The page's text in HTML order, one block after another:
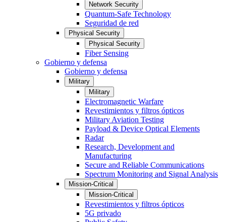
Network Security
Quantum-Safe Technology
Seguridad de red
Physical Security
Physical Security
Fiber Sensing
Gobierno y defensa
Gobierno y defensa
Military
Military
Electromagnetic Warfare
Revestimientos y filtros ópticos
Military Aviation Testing
Payload & Device Optical Elements
Radar
Research, Development and
Manufacturing
Secure and Reliable Communications
Spectrum Monitoring and Signal Analysis
Mission-Critical
Mission-Critical
Revestimientos y filtros ópticos
5G privado